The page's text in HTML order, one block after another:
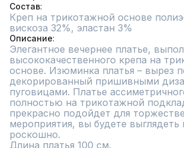
Состав
Креп на трикотажной основе
вискоза 32%, эластан 3%
Описание
Элегантное вечернее платье,
высококачественного крепа на
основе. Изюминка платья – вырез
декорированный пришивными
пуговицами. Платье
полностью на трикотажной
прекрасно подойдет для
мероприятия, вы будете выглядеть
роскошно.
Длина платья 100 см.